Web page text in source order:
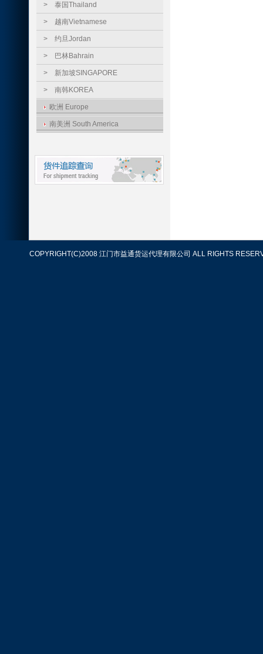
> 泰国Thailand
> 越南Vietnamese
> 约旦Jordan
> 巴林Bahrain
> 新加坡SINGAPORE
> 南韩KOREA
欧洲 Europe
南美洲 South America
COPYRIGHT(C)2008 江门市益通货运代理有限公司 ALL RIGHTS